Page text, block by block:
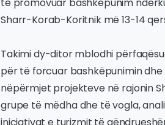
të promovuar bashkëpunim
Sharr-Korab-Koritnik më 13-14
Takimi dy-ditor mblodhi
për të forcuar bashkëpunimin
nëpërmjet projekteve në rajonin
grupe të mëdha dhe të vogla,